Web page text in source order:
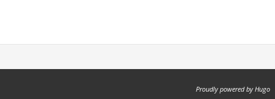
Proudly powered byHugo